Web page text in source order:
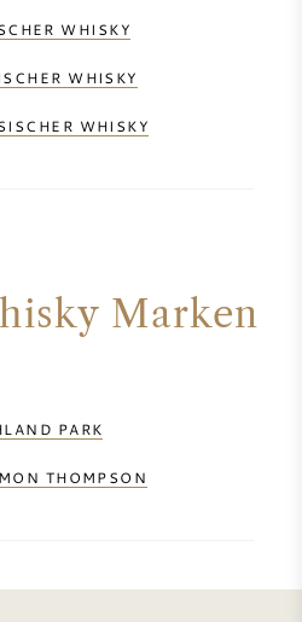
WHISKY
WHISKY
WHISKY
Marken
PARK
THOMPSON